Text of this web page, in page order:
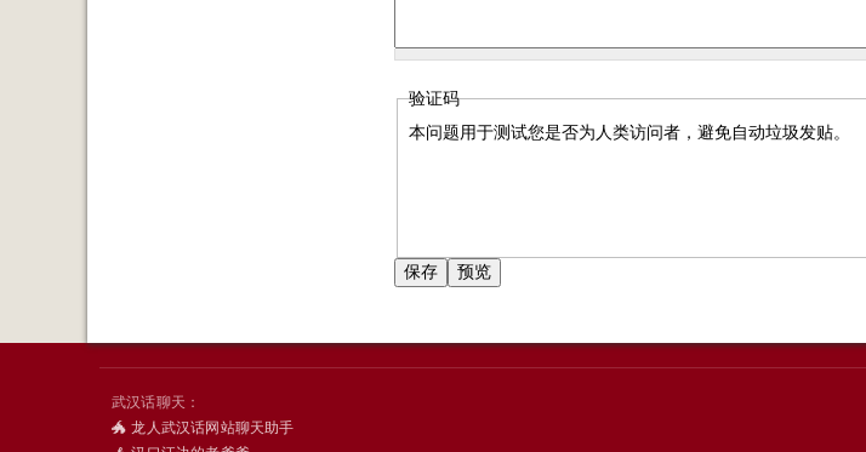
验证码
本问题用于测试您是否为人类访问者，避免自动垃圾发贴。
武汉话聊天：
🐲 龙人武汉话网站聊天助手